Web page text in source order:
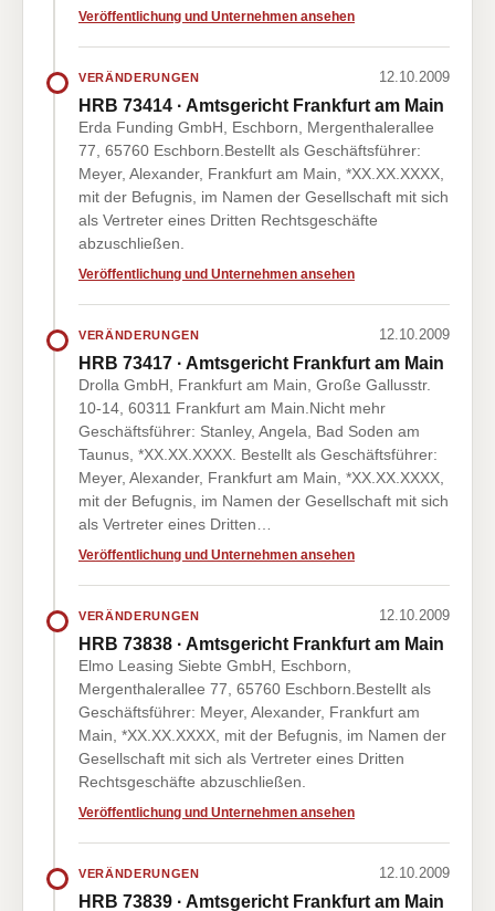
Veröffentlichung und Unternehmen ansehen
VERÄNDERUNGEN 12.10.2009
HRB 73414 · Amtsgericht Frankfurt am Main
Erda Funding GmbH, Eschborn, Mergenthalerallee
77, 65760 Eschborn.Bestellt als Geschäftsführer:
Meyer, Alexander, Frankfurt am Main, *XX.XX.XXXX,
mit der Befugnis, im Namen der Gesellschaft mit sich
als Vertreter eines Dritten Rechtsgeschäfte
abzuschließen.
Veröffentlichung und Unternehmen ansehen
VERÄNDERUNGEN 12.10.2009
HRB 73417 · Amtsgericht Frankfurt am Main
Drolla GmbH, Frankfurt am Main, Große Gallusstr.
10-14, 60311 Frankfurt am Main.Nicht mehr
Geschäftsführer: Stanley, Angela, Bad Soden am
Taunus, *XX.XX.XXXX. Bestellt als Geschäftsführer:
Meyer, Alexander, Frankfurt am Main, *XX.XX.XXXX,
mit der Befugnis, im Namen der Gesellschaft mit sich
als Vertreter eines Dritten…
Veröffentlichung und Unternehmen ansehen
VERÄNDERUNGEN 12.10.2009
HRB 73838 · Amtsgericht Frankfurt am Main
Elmo Leasing Siebte GmbH, Eschborn,
Mergenthalerallee 77, 65760 Eschborn.Bestellt als
Geschäftsführer: Meyer, Alexander, Frankfurt am
Main, *XX.XX.XXXX, mit der Befugnis, im Namen der
Gesellschaft mit sich als Vertreter eines Dritten
Rechtsgeschäfte abzuschließen.
Veröffentlichung und Unternehmen ansehen
VERÄNDERUNGEN 12.10.2009
HRB 73839 · Amtsgericht Frankfurt am Main